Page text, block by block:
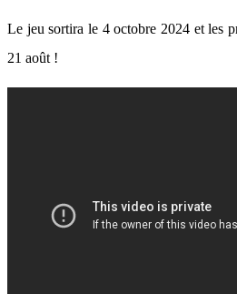
Le jeu sortira le 4 octobre 2024 et les
21 août !